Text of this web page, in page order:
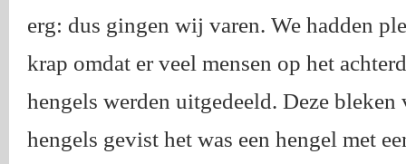
erg: dus gingen wij varen. We hadden
krap omdat er veel mensen op het
hengels werden uitgedeeld. Deze
hengels gevist het was een hengel met